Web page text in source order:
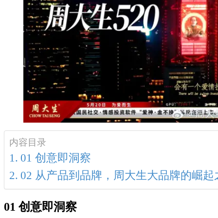
内容目录
01 创意即洞察
02 从产品到品牌，周大生大品牌的崛起
01 创意即洞察